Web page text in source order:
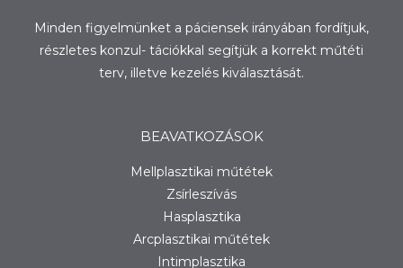
Minden figyelmünket a páciensek irányában fordítjuk,
részletes konzul- tációkkal segítjük a korrekt műtéti
terv, illetve kezelés kiválasztását.
BEAVATKOZÁSOK
Mellplasztikai műtétek
Zsírleszívás
Hasplasztika
Arcplasztikai műtétek
Intimplasztika